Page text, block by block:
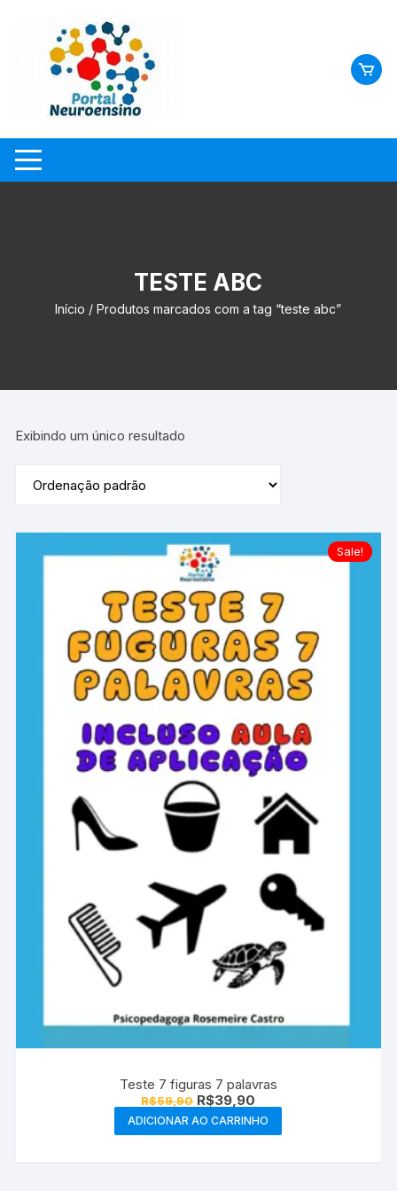
TESTE ABC
Início / Produtos marcados com a tag “teste abc”
Exibindo um único resultado
Sale!
Teste 7 figuras 7 palavras
R$59,90 O
preço
original
era:
R$39,90
preço
atual
é:
ADICIONAR AO CARRINHO